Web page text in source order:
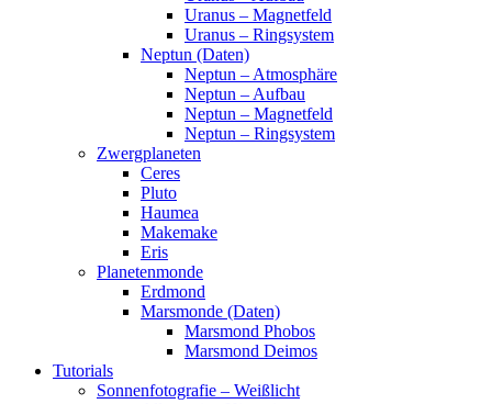
Uranus – Magnetfeld
Uranus – Ringsystem
Neptun (Daten)
Neptun – Atmosphäre
Neptun – Aufbau
Neptun – Magnetfeld
Neptun – Ringsystem
Zwergplaneten
Ceres
Pluto
Haumea
Makemake
Eris
Planetenmonde
Erdmond
Marsmonde (Daten)
Marsmond Phobos
Marsmond Deimos
Tutorials
Sonnenfotografie – Weißlicht